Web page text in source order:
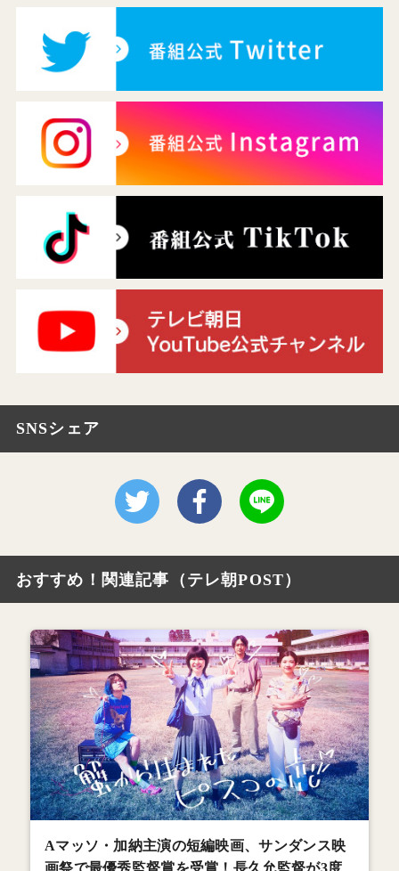
SNSシェア
おすすめ！関連記事（テレ朝POST）
Aマッソ・加納主演の短編映画、サンダンス映
画祭で最優秀監督賞を受賞！長久允監督が3度